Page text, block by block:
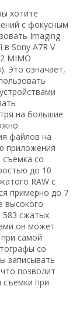
хотите
с фокусным
Imaging
Sony A7R V
MIMO
Это означает,
на большие
файлов на
приложения
съемка со
до 10
RAW с
примерно до 7
высокого
583 сжатых
он может
самой
со
записывать
позволит
съемки при